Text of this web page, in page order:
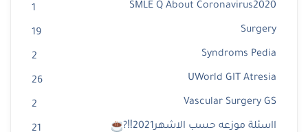
SMLE Q About Coronavirus2020
1
Surgery
19
Syndroms Pedia
2
UWorld GIT Atresia
26
Vascular Surgery GS
2
ااسئلة موزعه حسب الاشهر2021‼?
21